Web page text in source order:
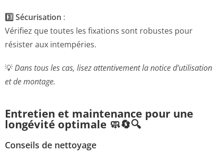
3️⃣ Sécurisation :
Vérifiez que toutes les fixations sont robustes pour
résister aux intempéries.
💡Dans tous les cas, lisez attentivement la notice d’utilisation
et de montage.
Entretien et maintenance pour une
longévité optimale 🧼🔄🔍
Conseils de nettoyage